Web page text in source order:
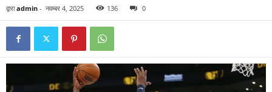
द्वारा admin - नवम्बर 4, 2025 136 0